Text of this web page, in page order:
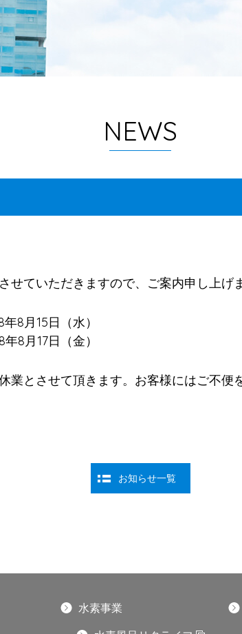
NEWS
ていただきますので、ご案内申し上げま
8月15日（水）
8月17日（金）
業とさせて頂きます。お客様にはご不
お知らせ一覧
水素事業